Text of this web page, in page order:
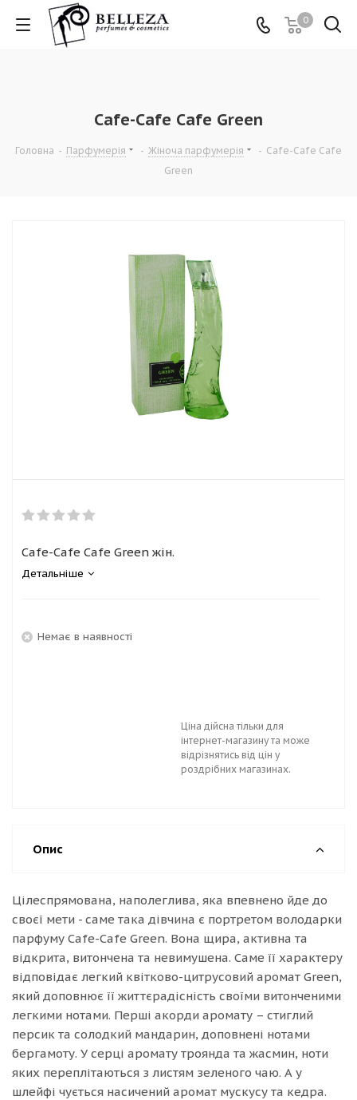
0
Cafe-Cafe Cafe Green
Головна - Парфумерія - Жіноча парфумерія - Cafe-Cafe Cafe
Green
Cafe-Cafe Cafe Green жін.
Детальніше
Немає в наявності
Ціна дійсна тільки для
інтернет-магазину та може
відрізнятись від цін у
роздрібних магазинах.
Опис
Цілеспрямована, наполеглива, яка впевнено йде до
своєї мети - саме така дівчина є портретом володарки
парфуму Cafe-Cafe Green. Вона щира, активна та
відкрита, витончена та невимушена. Саме її характеру
відповідає легкий квітково-цитрусовий аромат Green,
який доповнює її життєрадісність своїми витонченими
легкими нотами. Перші акорди аромату – стиглий
персик та солодкий мандарин, доповнені нотами
бергамоту. У серці аромату троянда та жасмин, ноти
яких переплітаються з листям зеленого чаю. А у
шлейфі чується насичений аромат мускусу та кедра.